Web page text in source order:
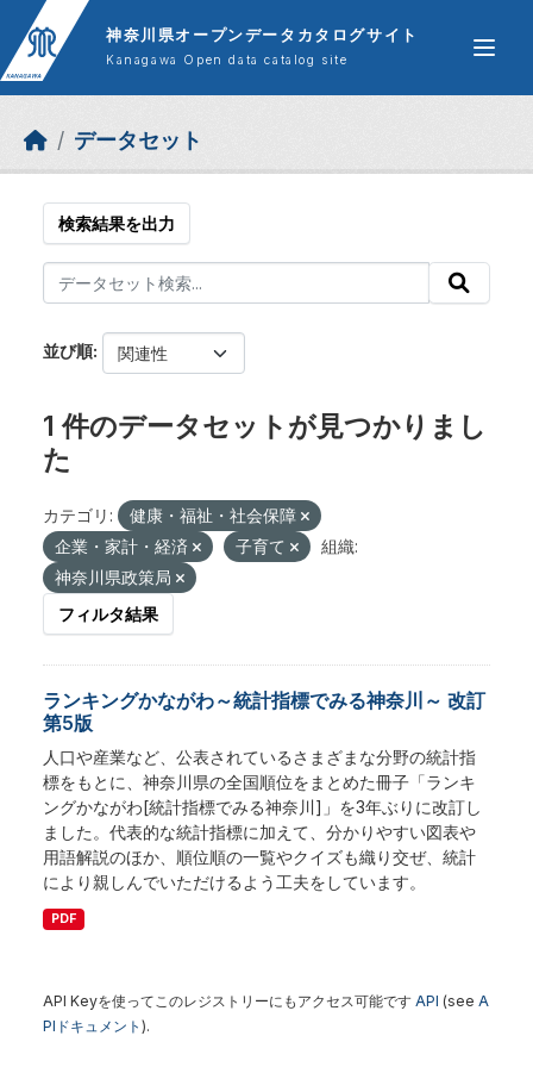
Skip to main content
神奈川県オープンデータカタログサイト
Kanagawa Open data catalog site
データセット
検索結果を出力
並び順
1 件のデータセットが見つかりまし
た
カテゴリ:
健康・福祉・社会保障
企業・家計・経済
子育て
組織:
神奈川県政策局
フィルタ結果
ランキングかながわ～統計指標でみる神奈川～ 改訂
第5版
人口や産業など、公表されているさまざまな分野の統計指
標をもとに、神奈川県の全国順位をまとめた冊子「ランキ
ングかながわ[統計指標でみる神奈川]」を3年ぶりに改訂し
ました。代表的な統計指標に加えて、分かりやすい図表や
用語解説のほか、順位順の一覧やクイズも織り交ぜ、統計
により親しんでいただけるよう工夫をしています。
PDF
API Keyを使ってこのレジストリーにもアクセス可能です API (see A
PIドキュメント ).